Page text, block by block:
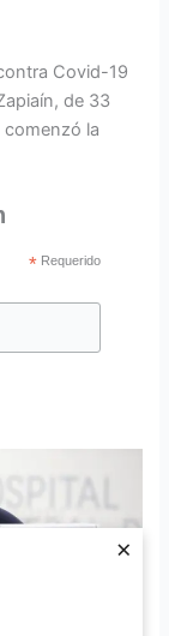
×
Covid-19
de 33
la
* Requerido